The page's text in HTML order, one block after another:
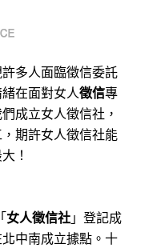
多人面臨徵信委託
在面對女人徵信專
成立女人徵信社，
期許女人徵信社能
！
女人徵信社 」登記成
中南成立據點。十